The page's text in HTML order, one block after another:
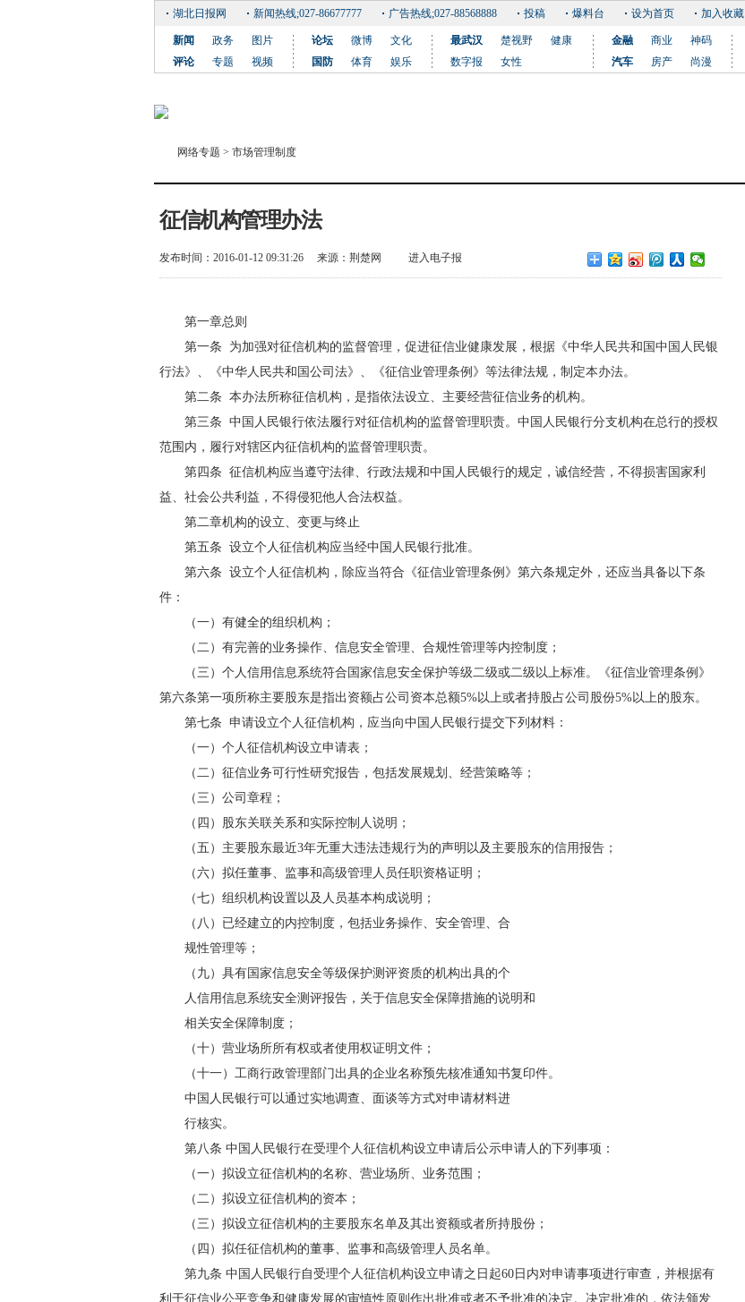
湖北日报网 新闻热线;027-86677777 广告热线;027-88568888 投稿 爆料台 设为首页 加入收藏
新闻 政务
图片
评论
专题 视频
论坛 微博
文化
国防
体育 娱乐
最武汉 楚视野
健康
数字报
女性
金融 商业
神码
汽车
房产 尚漫
网络专题 > 市场管理制度
征信机构管理办法
发布时间：2016-01-12 09:31:26 来源：荆楚网 进入电子报
第一章总则
第一条 为加强对征信机构的监督管理，促进征信业健康发展，根据《中华人民共和国中国人民银
行法》、《中华人民共和国公司法》、《征信业管理条例》等法律法规，制定本办法。
第二条 本办法所称征信机构，是指依法设立、主要经营征信业务的机构。
第三条 中国人民银行依法履行对征信机构的监督管理职责。中国人民银行分支机构在总行的授权
范围内，履行对辖区内征信机构的监督管理职责。
第四条 征信机构应当遵守法律、行政法规和中国人民银行的规定，诚信经营，不得损害国家利
益、社会公共利益，不得侵犯他人合法权益。
第二章机构的设立、变更与终止
第五条 设立个人征信机构应当经中国人民银行批准。
第六条 设立个人征信机构，除应当符合《征信业管理条例》第六条规定外，还应当具备以下条
件：
（一）有健全的组织机构；
（二）有完善的业务操作、信息安全管理、合规性管理等内控制度；
（三）个人信用信息系统符合国家信息安全保护等级二级或二级以上标准。《征信业管理条例》
第六条第一项所称主要股东是指出资额占公司资本总额5%以上或者持股占公司股份5%以上的股东。
第七条 申请设立个人征信机构，应当向中国人民银行提交下列材料：
（一）个人征信机构设立申请表；
（二）征信业务可行性研究报告，包括发展规划、经营策略等；
（三）公司章程；
（四）股东关联关系和实际控制人说明；
（五）主要股东最近3年无重大违法违规行为的声明以及主要股东的信用报告；
（六）拟任董事、监事和高级管理人员任职资格证明；
（七）组织机构设置以及人员基本构成说明；
（八）已经建立的内控制度，包括业务操作、安全管理、合
规性管理等；
（九）具有国家信息安全等级保护测评资质的机构出具的个
人信用信息系统安全测评报告，关于信息安全保障措施的说明和
相关安全保障制度；
（十）营业场所所有权或者使用权证明文件；
（十一）工商行政管理部门出具的企业名称预先核准通知书复印件。
中国人民银行可以通过实地调查、面谈等方式对申请材料进
行核实。
第八条 中国人民银行在受理个人征信机构设立申请后公示申请人的下列事项：
（一）拟设立征信机构的名称、营业场所、业务范围；
（二）拟设立征信机构的资本；
（三）拟设立征信机构的主要股东名单及其出资额或者所持股份；
（四）拟任征信机构的董事、监事和高级管理人员名单。
第九条 中国人民银行自受理个人征信机构设立申请之日起60日内对申请事项进行审查，并根据有
利于征信业公平竞争和健康发展的审慎性原则作出批准或者不予批准的决定。决定批准的，依法颁发